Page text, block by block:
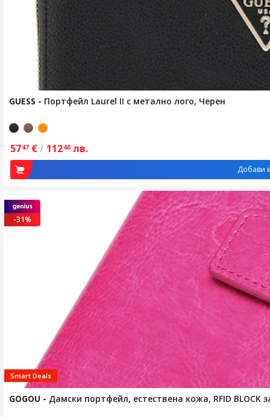
GUESS - Портфейл Laurel II с метално лого, Черен
5747 €/ 11240 лв.
Добави
-31%
Smart Deals
GOGOU - Дамски портфейл, естествена кожа, RFID